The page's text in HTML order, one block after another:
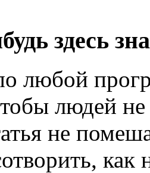
здесь
любой
людей не
не
как